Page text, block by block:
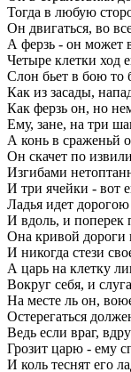
Тогда в любую
Он двигаться, во
А ферзь - он может
Четыре клетки ход
Слон бьет в бою то
Как из засады,
Как ферзь он, но
Ему, зане, на три
А конь в сраженьй
Он скачет по
Изгибами
И три ячейки - вот
Ладья идет
И вдоль, и поперек
Она кривой дороги
И никогда стези
А царь на клетку
Вокруг себя, и
На месте ль он,
Остерегаться
Ведь если враг,
Грозит царю - ему
И коль теснят его